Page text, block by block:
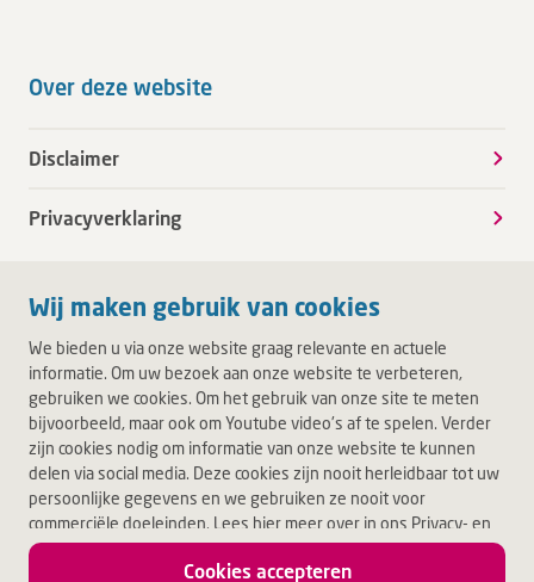
Wij maken gebruik van cookies
We bieden u via onze website graag relevante en actuele
informatie. Om uw bezoek aan onze website te verbeteren,
gebruiken we cookies. Om het gebruik van onze site te meten
bijvoorbeeld, maar ook om Youtube video's af te spelen. Verder
zijn cookies nodig om informatie van onze website te kunnen
delen via social media. Deze cookies zijn nooit herleidbaar tot uw
persoonlijke gegevens en we gebruiken ze nooit voor
commerciële doeleinden. Lees hier meer over in ons Privacy- en
Cookiebeleid. Door op Akkoord te klikken, accepteert u alle
Cookies accepteren
Over deze website
Disclaimer
Privacyverklaring